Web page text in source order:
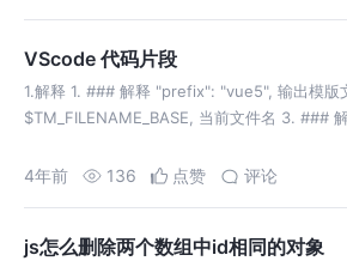
VScode 代码片段
1.解释 1. ### 解释 "prefix": "vue5", 输出模版
$TM_FILENAME_BASE, 当前文件名 3. ###
4年前 136 点赞 评论
js怎么删除两个数组中id相同的对象